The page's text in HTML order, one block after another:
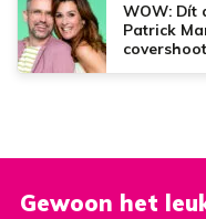
WOW: Dít
Patrick
covershoot
Gewoon het